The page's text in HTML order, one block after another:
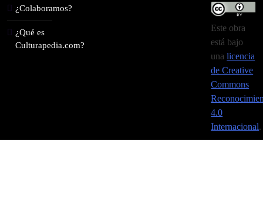
¿Colaboramos?
¿Qué es
Culturapedia.com?
Este obra
está bajo
unalicencia
de Creative
Commons
4.0
Internacional.